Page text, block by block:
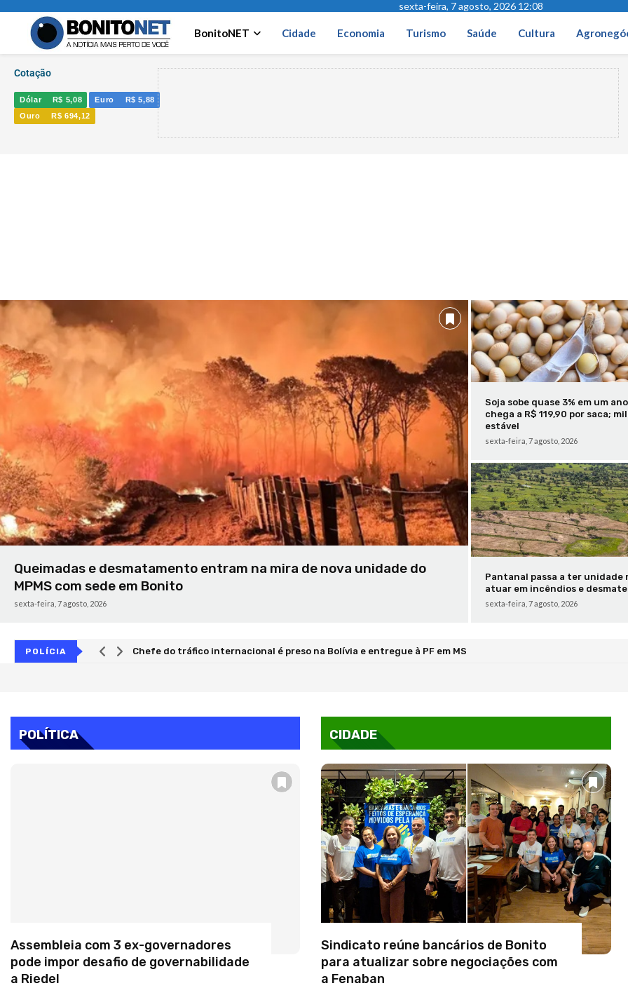
sexta-feira, 7 agosto, 2026 12:08
BonitoNET Cidade Economia Turismo Saúde Cultura
Cotação
Dólar R$ 5,08 Euro
R$ 5,88
Ouro
R$ 694,12
Queimadas e desmatamento entram na mira de nova unidade do
MPMS com sede em Bonito
sexta-feira, 7 agosto, 2026
Soja sobe quase 3% em um
chega a R$ 119,90 por saca;
estável
sexta-feira, 7 agosto, 2026
Pantanal passa a ter unidade
atuar em incêndios e desmate
sexta-feira, 7 agosto, 2026
POLÍCIA Chefe do tráfico internacional é preso na Bolívia e entregue à PF em MS
POLÍTICA
Assembleia com 3 ex-governadores
pode impor desafio de governabilidade
a Riedel
CIDADE
Sindicato reúne bancários de Bonito
para atualizar sobre negociações com
a Fenaban